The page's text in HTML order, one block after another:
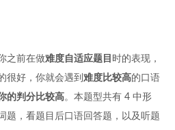
之前在做难度自适应题目 时的表现，
很好，你就会遇到 难度比较高的口语
的判分比较高。本题型共有 4 中形
题，看题目后口语回答题，以及听题